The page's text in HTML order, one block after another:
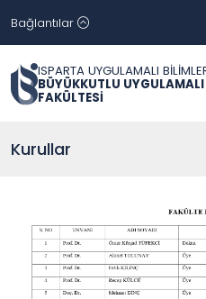
Bağlantılar
ISPARTA UYGULAMALI
BÜYÜKKUTLU UYGULAMALI
FAKÜLTESİ
Kurullar